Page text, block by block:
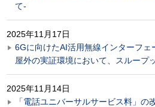
て-
2025年11月17日
6Gに向けたAI活用無線インターフ
屋外の実証環境において、スループ
2025年11月14日
「電話ユニバーサルサービス料」の